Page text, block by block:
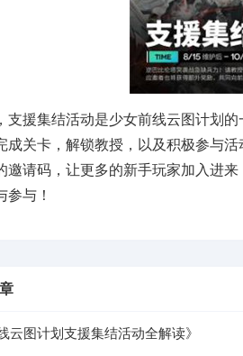
支援集结活动是少女前线云图计划
成关卡，解锁教授，以及积极参与
邀请码，让更多的新手玩家加入进
参与！
云图计划支援集结活动全解读》